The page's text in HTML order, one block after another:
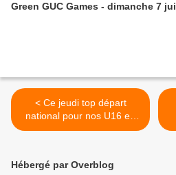
Green GUC Games - dimanche 7
< Ce jeudi top départ
national pour nos U16 en
biathlon
Hébergé par Overblog